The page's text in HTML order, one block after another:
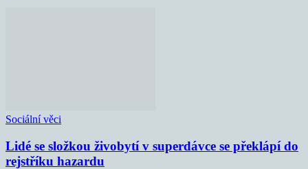
Sociální věci
Lidé se složkou živobytí v superdávce se překlápí do
rejstříku hazardu